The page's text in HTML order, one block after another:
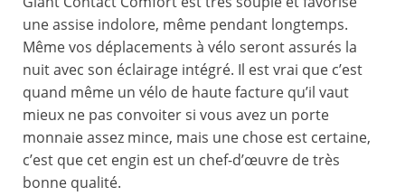
une assise indolore, même pendant longtemps.
Même vos déplacements à vélo seront assurés la
nuit avec son éclairage intégré. Il est vrai que c’est
quand même un vélo de haute facture qu’il vaut
mieux ne pas convoiter si vous avez un porte
monnaie assez mince, mais une chose est certaine,
c’est que cet engin est un chef-d’œuvre de très
bonne qualité.